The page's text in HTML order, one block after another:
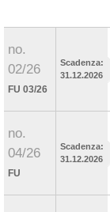
no.
02/26
FU 03/26
Scadenza:
31.12.2026
no.
04/26
FU
Scadenza:
31.12.2026